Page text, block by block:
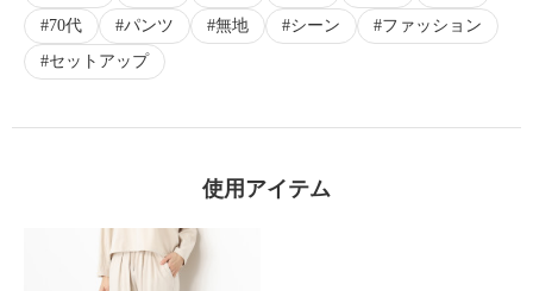
70代
パンツ 無地 シーン
ファッション
セットアップ
使用アイテム